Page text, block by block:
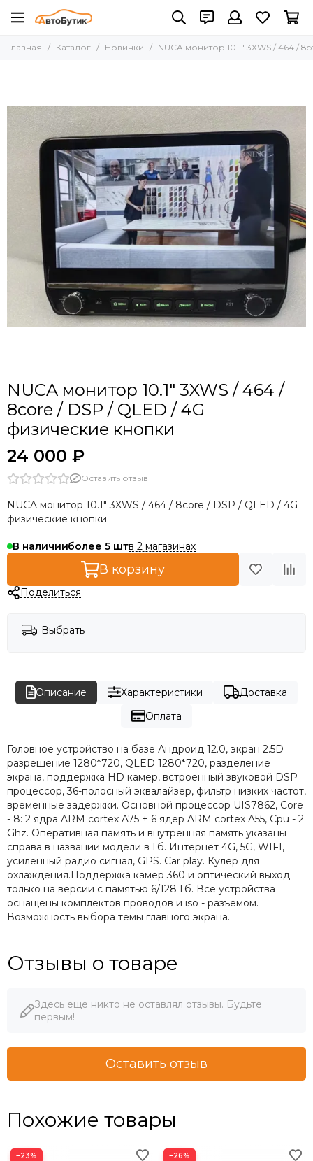
Главная Каталог Новинки NUCA монитор 10.1" 3XWS / 464 /
NUCA монитор 10.1" 3XWS / 464 /
8core / DSP / QLED / 4G
физические кнопки
24 000 ₽
Оставить отзыв
NUCA монитор 10.1" 3XWS / 464 / 8core / DSP / QLED / 4G
физические кнопки
В наличииболее 5 в 2 магазинах
В корзину
Поделиться
Выбрать
Описание Характеристики
Доставка
Оплата
Головное устройство на базе Андроид 12.0, экран 2.5D
разрешение 1280*720, QLED 1280*720, разделение
экрана, поддержка HD камер, встроенный звуковой DSP
процессор, 36-полосный эквалайзер, фильтр низких частот,
временные задержки. Основной процессор UIS7862, Core
- 8: 2 ядра ARM cortex A75 + 6 ядер ARM cortex A55, Cpu - 2
Ghz. Оперативная память и внутренняя память указаны
справа в названии модели в Гб. Интернет 4G, 5G, WIFI,
усиленный радио сигнал, GPS. Car play. Кулер для
охлаждения.Поддержка камер 360 и оптический выход
только на версии с памятью 6/128 Гб. Все устройства
оснащены комплектов проводов и iso - разъемом.
Возможность выбора темы главного экрана.
Отзывы о товаре
Здесь еще никто не оставлял отзывы. Будьте
первым!
Оставить отзыв
Похожие товары
−23% −26%